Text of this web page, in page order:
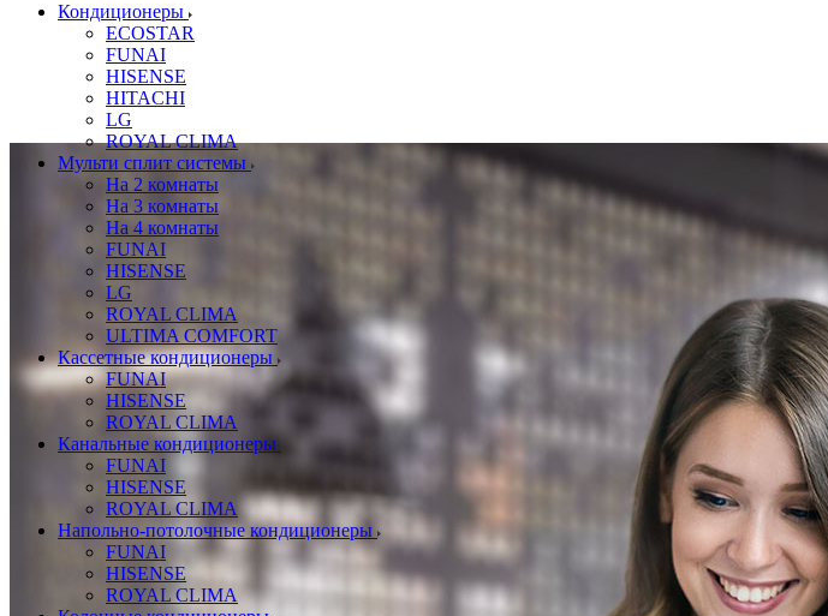
Кондиционеры
ECOSTAR
FUNAI
HISENSE
HITACHI
LG
ROYAL CLIMA
Мульти сплит системы
На 2 комнаты
На 3 комнаты
На 4 комнаты
FUNAI
HISENSE
LG
ROYAL CLIMA
ULTIMA COMFORT
Кассетные кондиционеры
FUNAI
HISENSE
ROYAL CLIMA
Канальные кондиционеры
FUNAI
HISENSE
ROYAL CLIMA
Напольно-потолочные кондиционеры
FUNAI
HISENSE
ROYAL CLIMA